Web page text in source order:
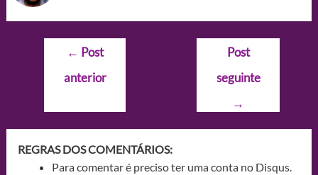
Navegação
Post
← Post
anterior
Post
seguinte
→
REGRAS DOS COMENTÁRIOS:
Para comentar é preciso ter uma conta no Disqus.